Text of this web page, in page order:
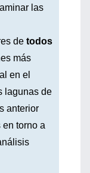
las
de todos
más
en el
lagunas de
anterior
torno a